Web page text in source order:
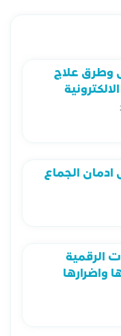
وطرق علاج
ادمان الجماع
الرقمية
واضرارها